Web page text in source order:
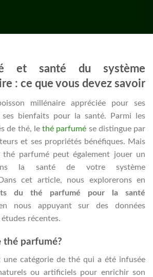
et santé du système
: ce que vous devez savoir
millénaire appréciée pour ses
ses bienfaits pour la santé. Parmi les
de thé, lethé parfumé se distingue par
et ses propriétés bénéfiques. Mais
thé parfumé peut également jouer un
la santé de votre système
cet article, nous explorerons en
du thé parfumé pour la santé
nous appuyant sur des données
récentes.
thé parfumé?
une catégorie de thé qui a été infusée
ou artificiels pour enrichir son